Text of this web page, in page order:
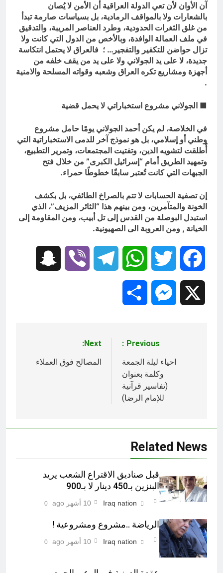
آن الأوان لأن تعي الدولة العراقية أن الأمن لا يُصان
بالشعارات ولا بالمواقف الرمادية، بل بسياسات صارمة تبدأ
من غلق الثغرات الحدودية، وطرد العناصر المريبة، والتدقيق
في ملف العمالة الوافدة، وبالأخص من الدول التي كانت ولا
تزال حواضن للتكفير والتفجير… ؛ فالعراق لا يحتمل انتكاسة
جديدة، لا على يد الجولاني ولا على يد من يقف خلفه من
أجهزة ومشاريع تكره العراق وشعبه وقواته المسلحة والامنية
.
■ الجولاني مشروع استخباراتي لا يحمل قضية
في الخلاصة، لم يكن أحمد الجولاني يومًا حامل مشروع
وطني أو إسلامي، بل هو نموذج آخر للدمى الاستخباراتية التي
أُطلقت لتشويه الدين، وتفتيت المجتمعات، وتمرير التطبيع،
وتمهيد الطريق أمام “إسرائيل الكبرى” من خلال فتح
الجبهات التي كانت تُعتبر سابقًا خطوطًا حمراء.
إن تصفية الحسابات لا تتم بالصراخ الطائفي، بل بكشف
الخونة والمتآمرين، ومن بينهم هذا “الثائر المزيف”، الذي
استبدل البوصلة من القدس إلى تل أبيب، ومن المقاومة إلى
الخيانة , ومن العروبة الى الصهيونية.
Facebook
Twitter
WhatsApp
Telegram
Viber
Messenger
المقالات
Previous:
احياء ليلة الجمعة
وكلمة بعنوان
(تفاسير قرآنية
للإمام الرضا)
Next:
المصالح فوق العملاء
Related News
قبل صناديق الاقتراع الشعب يريد
البنزين بـ450 دينار لا بـ900
Iraq nation 10 أشهر ago 0
الرياضة ..مشروع ومشروعية !
Iraq nation 10 أشهر ago 0